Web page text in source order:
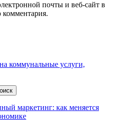
почты и веб-сайт в
комментария.
коммунальные услуги,
маркетинг: как меняется